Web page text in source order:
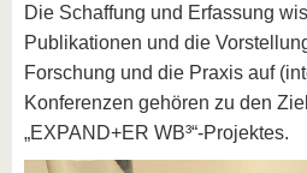
Die Schaffung und Erfassung
Publikationen und die
Forschung und die Praxis auf
Konferenzen gehören zu den
„EXPAND+ER WB³“-Projektes.